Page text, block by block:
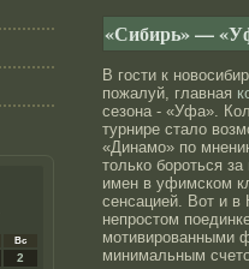
Вс
2
«Сибирь» —
В гости к
пожалуй, главная
сезона - «Уфа».
турнире стало
«Динамо» по
только бороться
имен в уфимском
сенсацией. Вот и
непростом
мотивированными
минимальным